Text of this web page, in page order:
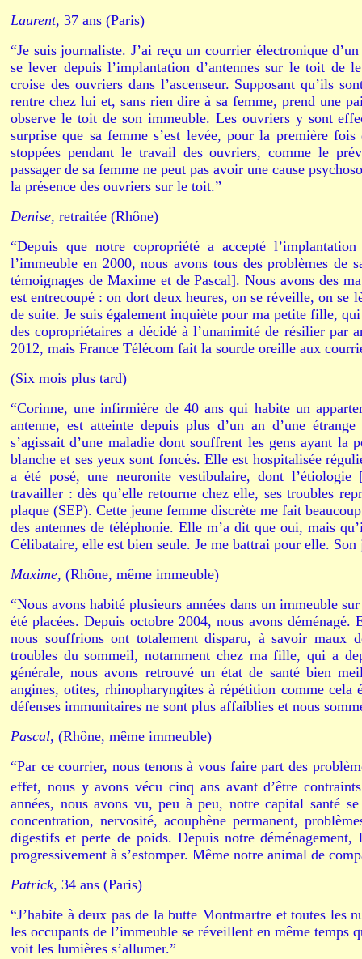
Laurent, 37 ans (Paris)
“Je suis journaliste. J’ai reçu un courrier électronique
se lever depuis l’implantation d’antennes sur le toit de
croise des ouvriers dans l’ascenseur. Supposant qu’ils
rentre chez lui et, sans rien dire à sa femme, prend une
observe le toit de son immeuble. Les ouvriers y sont
surprise que sa femme s’est levée, pour la première
stoppées pendant le travail des ouvriers, comme le
passager de sa femme ne peut pas avoir une cause
la présence des ouvriers sur le toit.”
Denise, retraitée (Rhône)
“Depuis que notre copropriété a accepté
l’immeuble en 2000, nous avons tous des problèmes de
témoignages de Maxime et de Pascal]. Nous avons des
est entrecoupé : on dort deux heures, on se réveille, on se
de suite. Je suis également inquiète pour ma petite fille,
des copropriétaires a décidé à l’unanimité de résilier par
2012, mais France Télécom fait la sourde oreille aux
(Six mois plus tard)
“Corinne, une infirmière de 40 ans qui habite un
antenne, est atteinte depuis plus d’un an d’une
s’agissait d’une maladie dont souffrent les gens ayant
blanche et ses yeux sont foncés. Elle est hospitalisée
a été posé, une neuronite vestibulaire, dont
travailler : dès qu’elle retourne chez elle, ses troubles
plaque (SEP). Cette jeune femme discrète me fait
des antennes de téléphonie. Elle m’a dit que oui, mais
Célibataire, elle est bien seule. Je me battrai pour elle. Son
Maxime, (Rhône, même immeuble)
“Nous avons habité plusieurs années dans un immeuble
été placées. Depuis octobre 2004, nous avons
nous souffrions ont totalement disparu, à savoir maux
troubles du sommeil, notamment chez ma fille, qui a
générale, nous avons retrouvé un état de santé bien
angines, otites, rhinopharyngites à répétition comme cela
défenses immunitaires ne sont plus affaiblies et nous
Pascal, (Rhône, même immeuble)
“Par ce courrier, nous tenons à vous faire part des
effet, nous y avons vécu cinq ans avant d’être
années, nous avons vu, peu à peu, notre capital santé
concentration, nervosité, acouphène permanent,
digestifs et perte de poids. Depuis notre
progressivement à s’estomper. Même notre animal de
Patrick, 34 ans (Paris)
“J’habite à deux pas de la butte Montmartre et toutes les
les occupants de l’immeuble se réveillent en même temps
voit les lumières s’allumer.”